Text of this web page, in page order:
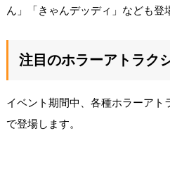
ん」「きゃんデッディ」なども登
注目のホラーアトラク
イベント期間中、各種ホラーアト
で登場します。